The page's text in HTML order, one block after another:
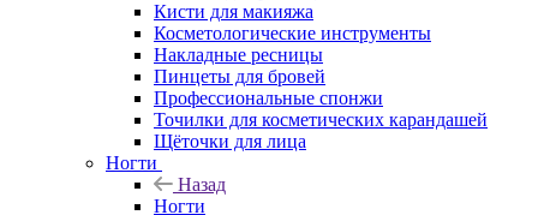
Кисти для макияжа
Косметологические инструменты
Накладные ресницы
Пинцеты для бровей
Профессиональные спонжи
Точилки для косметических карандашей
Щёточки для лица
Ногти
Назад
Ногти